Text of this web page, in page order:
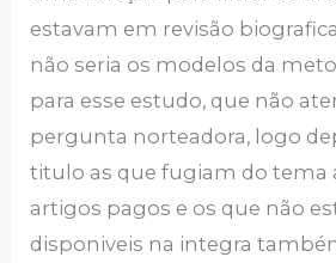
estavam em revisão
não seria os modelos da
para esse estudo, que não
pergunta norteadora, logo
titulo as que fugiam do tema
artigos pagos e os que não
disponiveis na integra